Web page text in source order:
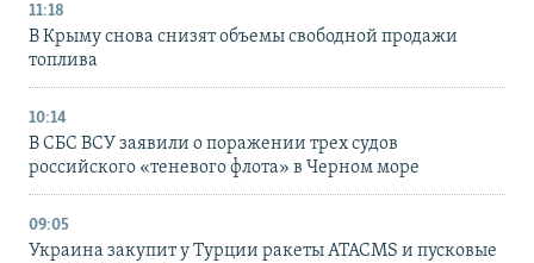
11:18
В Крыму снова снизят объемы свободной продажи
топлива
10:14
В СБС ВСУ заявили о поражении трех судов
российского «теневого флота» в Черном море
09:05
Украина закупит у Турции ракеты ATACMS и пусковые